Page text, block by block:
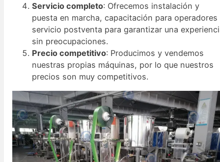
Servicio completo: Ofrecemos instalación y
puesta en marcha, capacitación para operadores
servicio postventa para garantizar una
sin preocupaciones.
Precio competitivo: Producimos y vendemos
nuestras propias máquinas, por lo que nuestros
precios son muy competitivos.